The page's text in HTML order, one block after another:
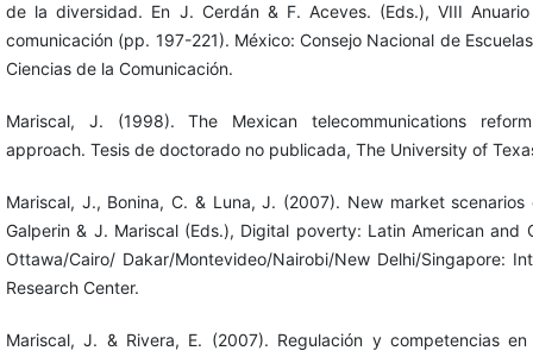
de la diversidad. En J. Cerdán & F. Aceves. (Eds.), VIII
comunicación (pp. 197-221). México: Consejo Nacional de
Ciencias de la Comunicación.
Mariscal, J. (1998). The Mexican telecommunications
approach. Tesis de doctorado no publicada, The University of
Mariscal, J., Bonina, C. & Luna, J. (2007). New market scenarios
Galperin & J. Mariscal (Eds.), Digital poverty: Latin American and
Ottawa/Cairo/ Dakar/Montevideo/Nairobi/New Delhi/Singapore:
Research Center.
Mariscal, J. & Rivera, E. (2007). Regulación y competencias en